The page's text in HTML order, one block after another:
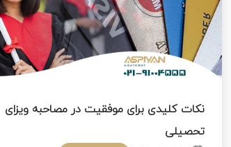
نکات کلیدی برای موفقیت در مصاحبه ویزای
تحصیلی